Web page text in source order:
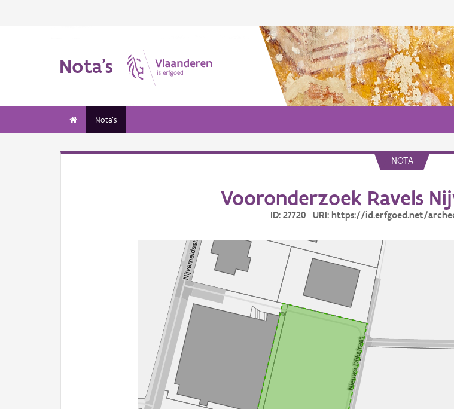
Nota's
Nota's
NOTA
Vooronderzoek Ravels
ID: 27720 URI: https://id.erfgoed.net/